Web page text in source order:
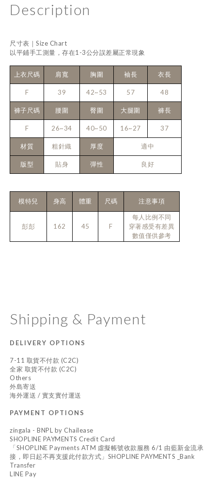
Description
尺寸表｜Size Chart
以平鋪手工測量，存在1-3公分誤差屬正常現象
上衣尺碼 肩寬 胸圍 袖長 衣長
F 39 42~53 57 48
褲子尺碼 腰圍 臀圍 大腿圍 褲長
F 26~34 40~50 16~27 37
材質 粗針織 厚度 適中
版型 貼身 彈性 良好
模特兒 身高 體重 尺碼 注意事項
彭彭 162 45 F
每人比例不同
穿著感受有差異
數值僅供參考
Shipping & Payment
DELIVERY OPTIONS
7-11 取貨不付款 (C2C)
全家 取貨不付款 (C2C)
Others
外島寄送
海外運送 / 實支實付運送
PAYMENT OPTIONS
zingala - BNPL by Chailease
SHOPLINE PAYMENTS Credit Card
「SHOPLINE Payments ATM 虛擬帳號收款服務 6/1 由藍新金流承
接，即日起不再支援此付款方式」SHOPLINE PAYMENTS _Bank
Transfer
LINE Pay